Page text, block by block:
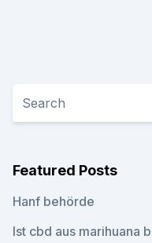
Featured Posts
Hanf behörde
Ist cbd aus marihuana